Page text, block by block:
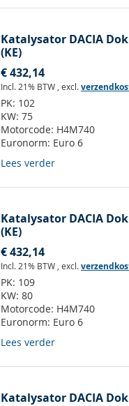
Katalysator DACIA
(KE)
€ 432,14
Incl. 21% BTW , excl.
PK: 102
KW: 75
Motorcode: H4M740
Euronorm: Euro 6
Lees verder
Katalysator DACIA
(KE)
€ 432,14
Incl. 21% BTW , excl.
PK: 109
KW: 80
Motorcode: H4M740
Euronorm: Euro 6
Lees verder
Katalysator DACIA